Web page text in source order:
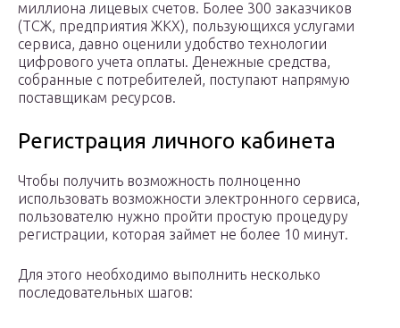
миллиона лицевых счетов. Более 300 заказчиков
(ТСЖ, предприятия ЖКХ), пользующихся услугами
сервиса, давно оценили удобство технологии
цифрового учета оплаты. Денежные средства,
собранные с потребителей, поступают напрямую
поставщикам ресурсов.
Регистрация личного кабинета
Чтобы получить возможность полноценно
использовать возможности электронного сервиса,
пользователю нужно пройти простую процедуру
регистрации, которая займет не более 10 минут.
Для этого необходимо выполнить несколько
последовательных шагов: